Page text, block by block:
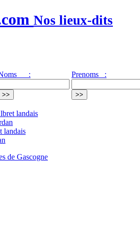
Nos lieux-dits
: Prenoms :
landais
landais
de Gascogne